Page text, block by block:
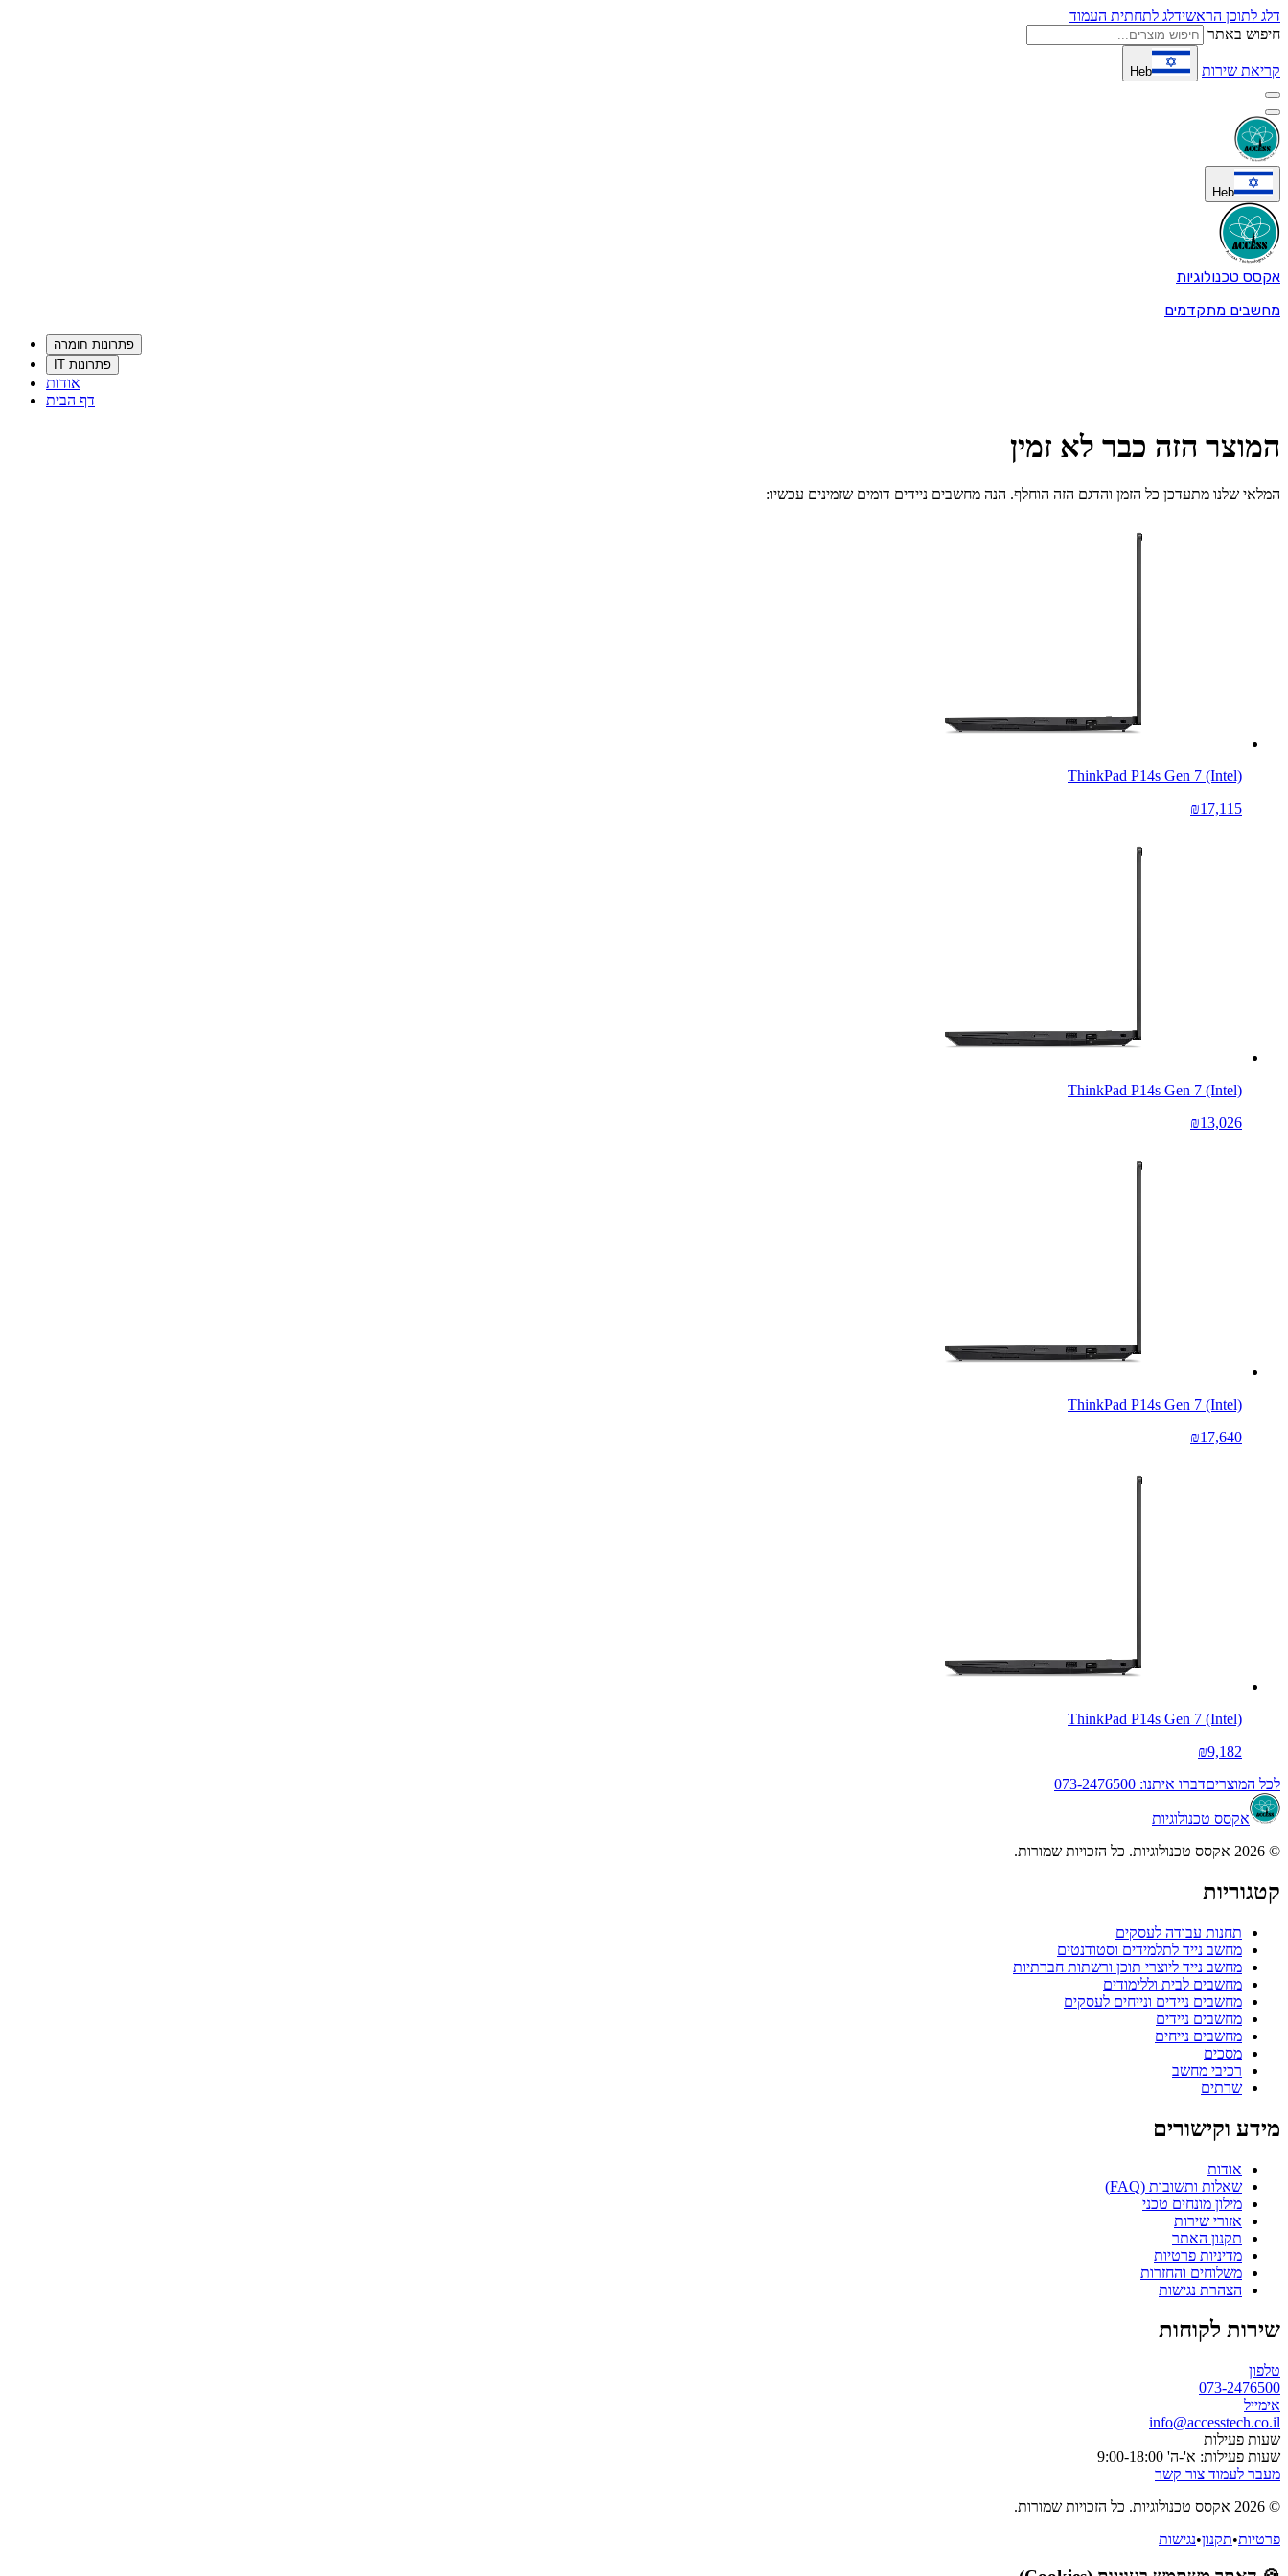
דלג לתוכן הראשידלג לתחתית העמוד
חיפוש באתר
קריאת שירות Heb
Heb
אקסס טכנולוגיות
מחשבים מתקדמים
פתרונות חומרה
פתרונות IT
אודות
דף הבית
המוצר הזה כבר לא זמין
המלאי שלנו מתעדכן כל הזמן והדגם הזה הוחלף. הנה מחשבים ניידים דומים שזמינים עכשיו:
ThinkPad P14s Gen 7 (Intel)
₪17,115
ThinkPad P14s Gen 7 (Intel)
₪13,026
ThinkPad P14s Gen 7 (Intel)
₪17,640
ThinkPad P14s Gen 7 (Intel)
₪9,182
לכל המוצריםדברו איתנו: 073-2476500
אקסס טכנולוגיות
© 2026 אקסס טכנולוגיות. כל הזכויות שמורות.
קטגוריות
תחנות עבודה לעסקים
מחשב נייד לתלמידים וסטודנטים
מחשב נייד ליוצרי תוכן ורשתות חברתיות
מחשבים לבית וללימודים
מחשבים ניידים ונייחים לעסקים
מחשבים ניידים
מחשבים נייחים
מסכים
רכיבי מחשב
שרתים
מידע וקישורים
אודות
שאלות ותשובות (FAQ)
מילון מונחים טכני
אזורי שירות
תקנון האתר
מדיניות פרטיות
משלוחים והחזרות
הצהרת נגישות
שירות לקוחות
טלפון
073-2476500
אימייל
info@accesstech.co.il
שעות פעילות
שעות פעילות: א'-ה' 9:00-18:00
מעבר לעמוד צור קשר
© 2026 אקסס טכנולוגיות. כל הזכויות שמורות.
פרטיות•תקנון•נגישות